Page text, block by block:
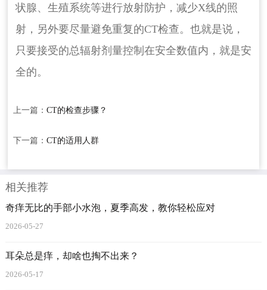
状腺、生殖系统等进行放射防护，减少X线的照
射，另外要尽量避免重复的CT检查。也就是说，
只要接受的总辐射剂量控制在安全数值内，就是安
全的。
上一篇： CT的检查步骤？
下一篇： CT的适用人群
相关推荐
奇痒无比的手部小水泡，夏季高发，教你轻松应对
2026-05-27
耳朵总是痒，却啥也掏不出来？
2026-05-17